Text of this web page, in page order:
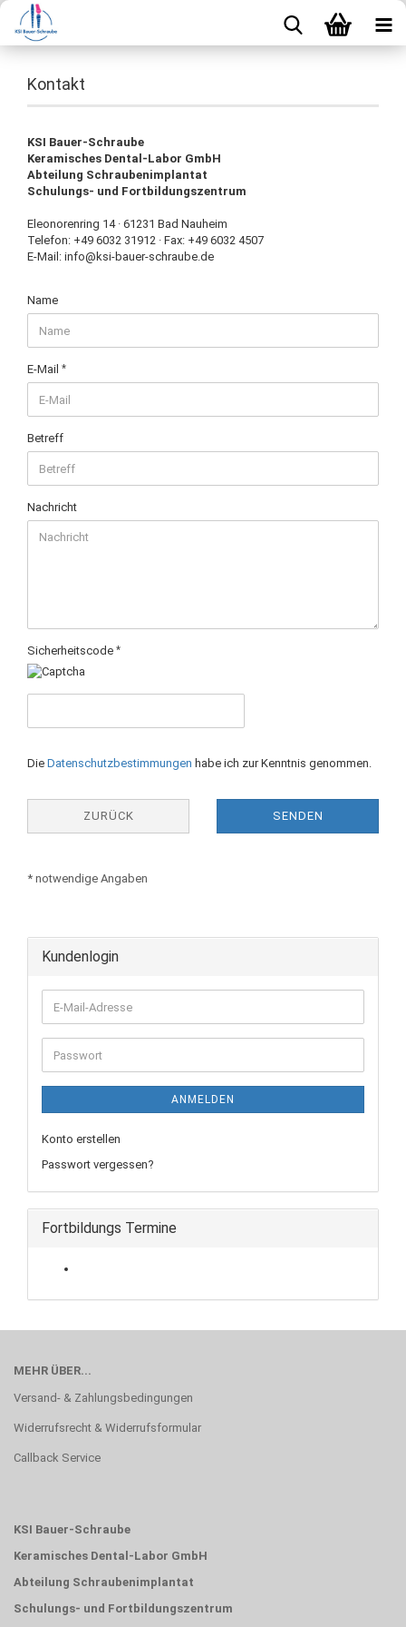
Kontakt
KSI Bauer-Schraube
Keramisches Dental-Labor GmbH
Abteilung Schraubenimplantat
Schulungs- und Fortbildungszentrum
Eleonorenring 14 · 61231 Bad Nauheim
Telefon: +49 6032 31912 · Fax: +49 6032 4507
E-Mail: info@ksi-bauer-schraube.de
KONTAKT
Name
E-Mail
Betreff
Nachricht
Sicherheitscode
DATENSCHUTZBESTIMMUNGEN
Die Datenschutzbestimmungen habe ich zur Kenntnis genommen.
ZURÜCK SENDEN
* notwendige Angaben
Kundenlogin
E-
Mail-
Adresse
Passwort
ANMELDEN
Konto erstellen
Passwort vergessen?
Fortbildungs Termine
MEHR ÜBER...
Versand- & Zahlungsbedingungen
Widerrufsrecht & Widerrufsformular
Callback Service
KSI Bauer-Schraube
Keramisches Dental-Labor GmbH
Abteilung Schraubenimplantat
Schulungs- und Fortbildungszentrum